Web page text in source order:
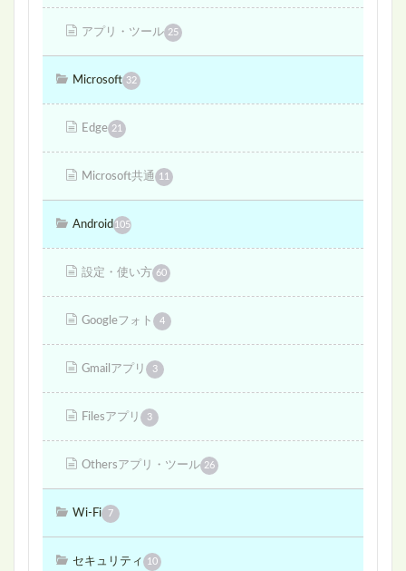
アプリ・ツール 25
Microsoft 32
Edge 21
Microsoft共通 11
Android 105
設定・使い方 60
Googleフォト 4
Gmailアプリ 3
Filesアプリ 3
Othersアプリ・ツール 26
Wi-Fi 7
セキュリティ 10